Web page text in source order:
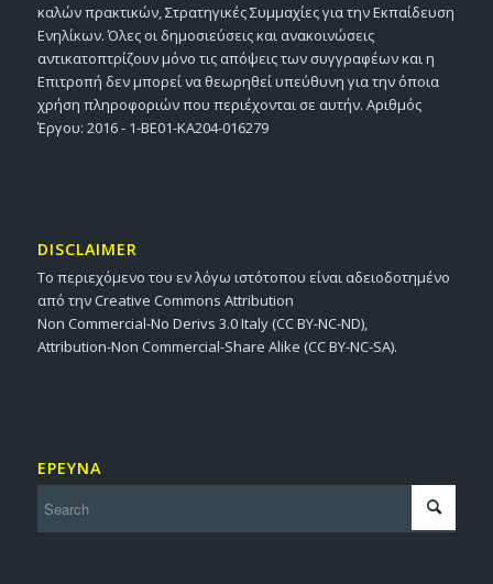
καλών πρακτικών, Στρατηγικές Συμμαχίες για την Εκπαίδευση
Ενηλίκων. Όλες οι δημοσιεύσεις και ανακοινώσεις
αντικατοπτρίζουν μόνο τις απόψεις των συγγραφέων και η
Επιτροπή δεν μπορεί να θεωρηθεί υπεύθυνη για την όποια
χρήση πληροφοριών που περιέχονται σε αυτήν. Αριθμός
Έργου: 2016 - 1-BE01-KA204-016279
DISCLAIMER
Το περιεχόμενο του εν λόγω ιστότοπου είναι αδειοδοτημένο
από την Creative Commons Attribution
Non Commercial-No Derivs 3.0 Italy (CC BY-NC-ND),
Attribution-Non Commercial-Share Alike (CC BY-NC-SA).
ΕΡΕΥΝΑ